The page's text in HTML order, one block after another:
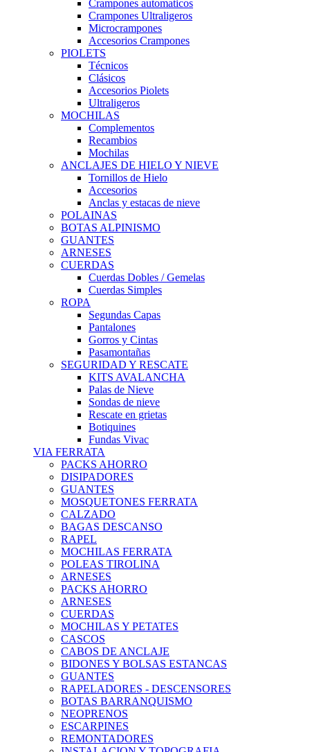
Crampones automaticos
Crampones Ultraligeros
Microcrampones
Accesorios Crampones
PIOLETS
Técnicos
Clásicos
Accesorios Piolets
Ultraligeros
MOCHILAS
Complementos
Recambios
Mochilas
ANCLAJES DE HIELO Y NIEVE
Tornillos de Hielo
Accesorios
Anclas y estacas de nieve
POLAINAS
BOTAS ALPINISMO
GUANTES
ARNESES
CUERDAS
Cuerdas Dobles / Gemelas
Cuerdas Simples
ROPA
Segundas Capas
Pantalones
Gorros y Cintas
Pasamontañas
SEGURIDAD Y RESCATE
KITS AVALANCHA
Palas de Nieve
Sondas de nieve
Rescate en grietas
Botiquines
Fundas Vivac
VIA FERRATA
PACKS AHORRO
DISIPADORES
GUANTES
MOSQUETONES FERRATA
CALZADO
BAGAS DESCANSO
RAPEL
MOCHILAS FERRATA
POLEAS TIROLINA
ARNESES
PACKS AHORRO
ARNESES
CUERDAS
MOCHILAS Y PETATES
CASCOS
CABOS DE ANCLAJE
BIDONES Y BOLSAS ESTANCAS
GUANTES
RAPELADORES - DESCENSORES
BOTAS BARRANQUISMO
NEOPRENOS
ESCARPINES
REMONTADORES